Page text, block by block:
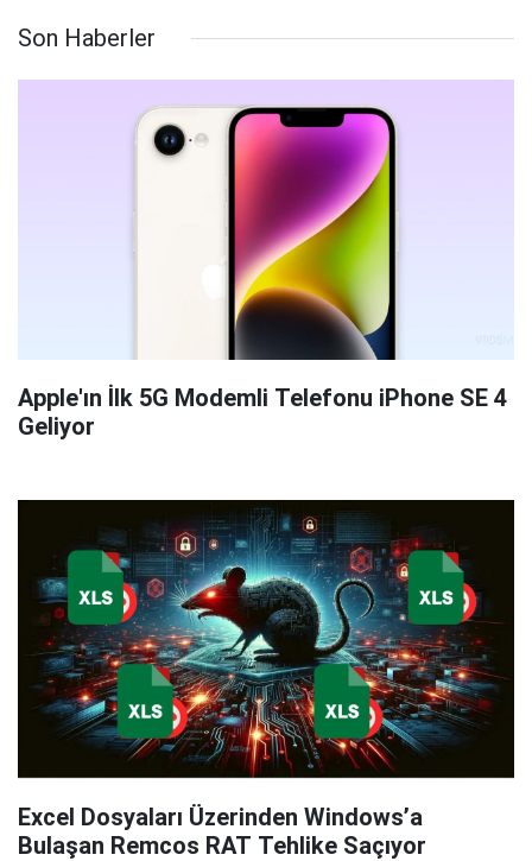
Son Haberler
Apple'ın İlk 5G Modemli Telefonu iPhone SE 4
Geliyor
Excel Dosyaları Üzerinden Windows’a
Bulaşan Remcos RAT Tehlike Saçıyor